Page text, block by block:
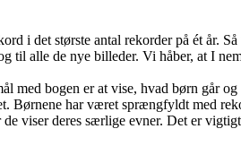
i det største antal rekorder på ét år.
til alle de nye billeder. Vi håber, at I
bogen er at vise, hvad børn går
Børnene har været sprængfyldt med
viser deres særlige evner. Det er